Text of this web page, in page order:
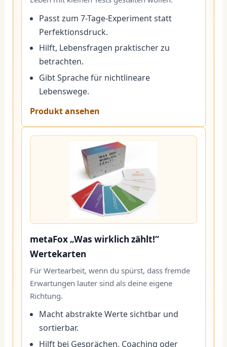
Passt zum 7-Tage-Experiment statt
Perfektionsdruck.
Hilft, Lebensfragen praktischer zu
betrachten.
Gibt Sprache für nichtlineare
Lebenswege.
Produkt ansehen
metaFox „Was wirklich zählt!“
Wertekarten
Für Wertearbeit, wenn du spürst, dass fremde
Erwartungen lauter sind als deine eigene
Richtung.
Macht abstrakte Werte sichtbar und
sortierbar.
Hilft bei Gesprächen, Coaching oder